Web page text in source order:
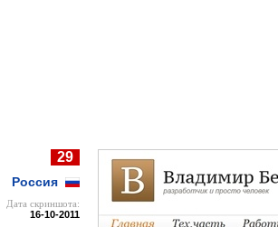
29
Россия
Дата cкриншота:
16-10-2011